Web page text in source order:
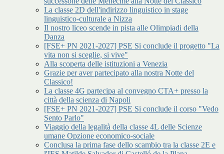
La classe 2D dell'indirizzo linguistico in stage
linguistico-culturale a Nizza
Il nostro liceo scende in pista alle Olimpiadi della
Danza
[FSE+ PN 2021-2027] PSE Si conclude il progetto "La
vita non si sceglie, si vive"
Alla scoperta delle istituzioni a Venezia
Grazie per aver partecipato alla nostra Notte del
Classico!
La classe 4G partecipa al convegno CTA+ presso la
città della scienza di Napoli
[FSE+ PN 2021-2027] PSE Si conclude il corso "Vedo
Sento Parlo"
Viaggio della legalità della classe 4L delle Scienze
umane Opzione economico-sociale
Conclusa la prima fase dello scambio tra la classe 2E e